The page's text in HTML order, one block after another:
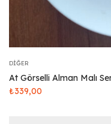
DIĞER
At Görselli Alman Malı
₺339,00